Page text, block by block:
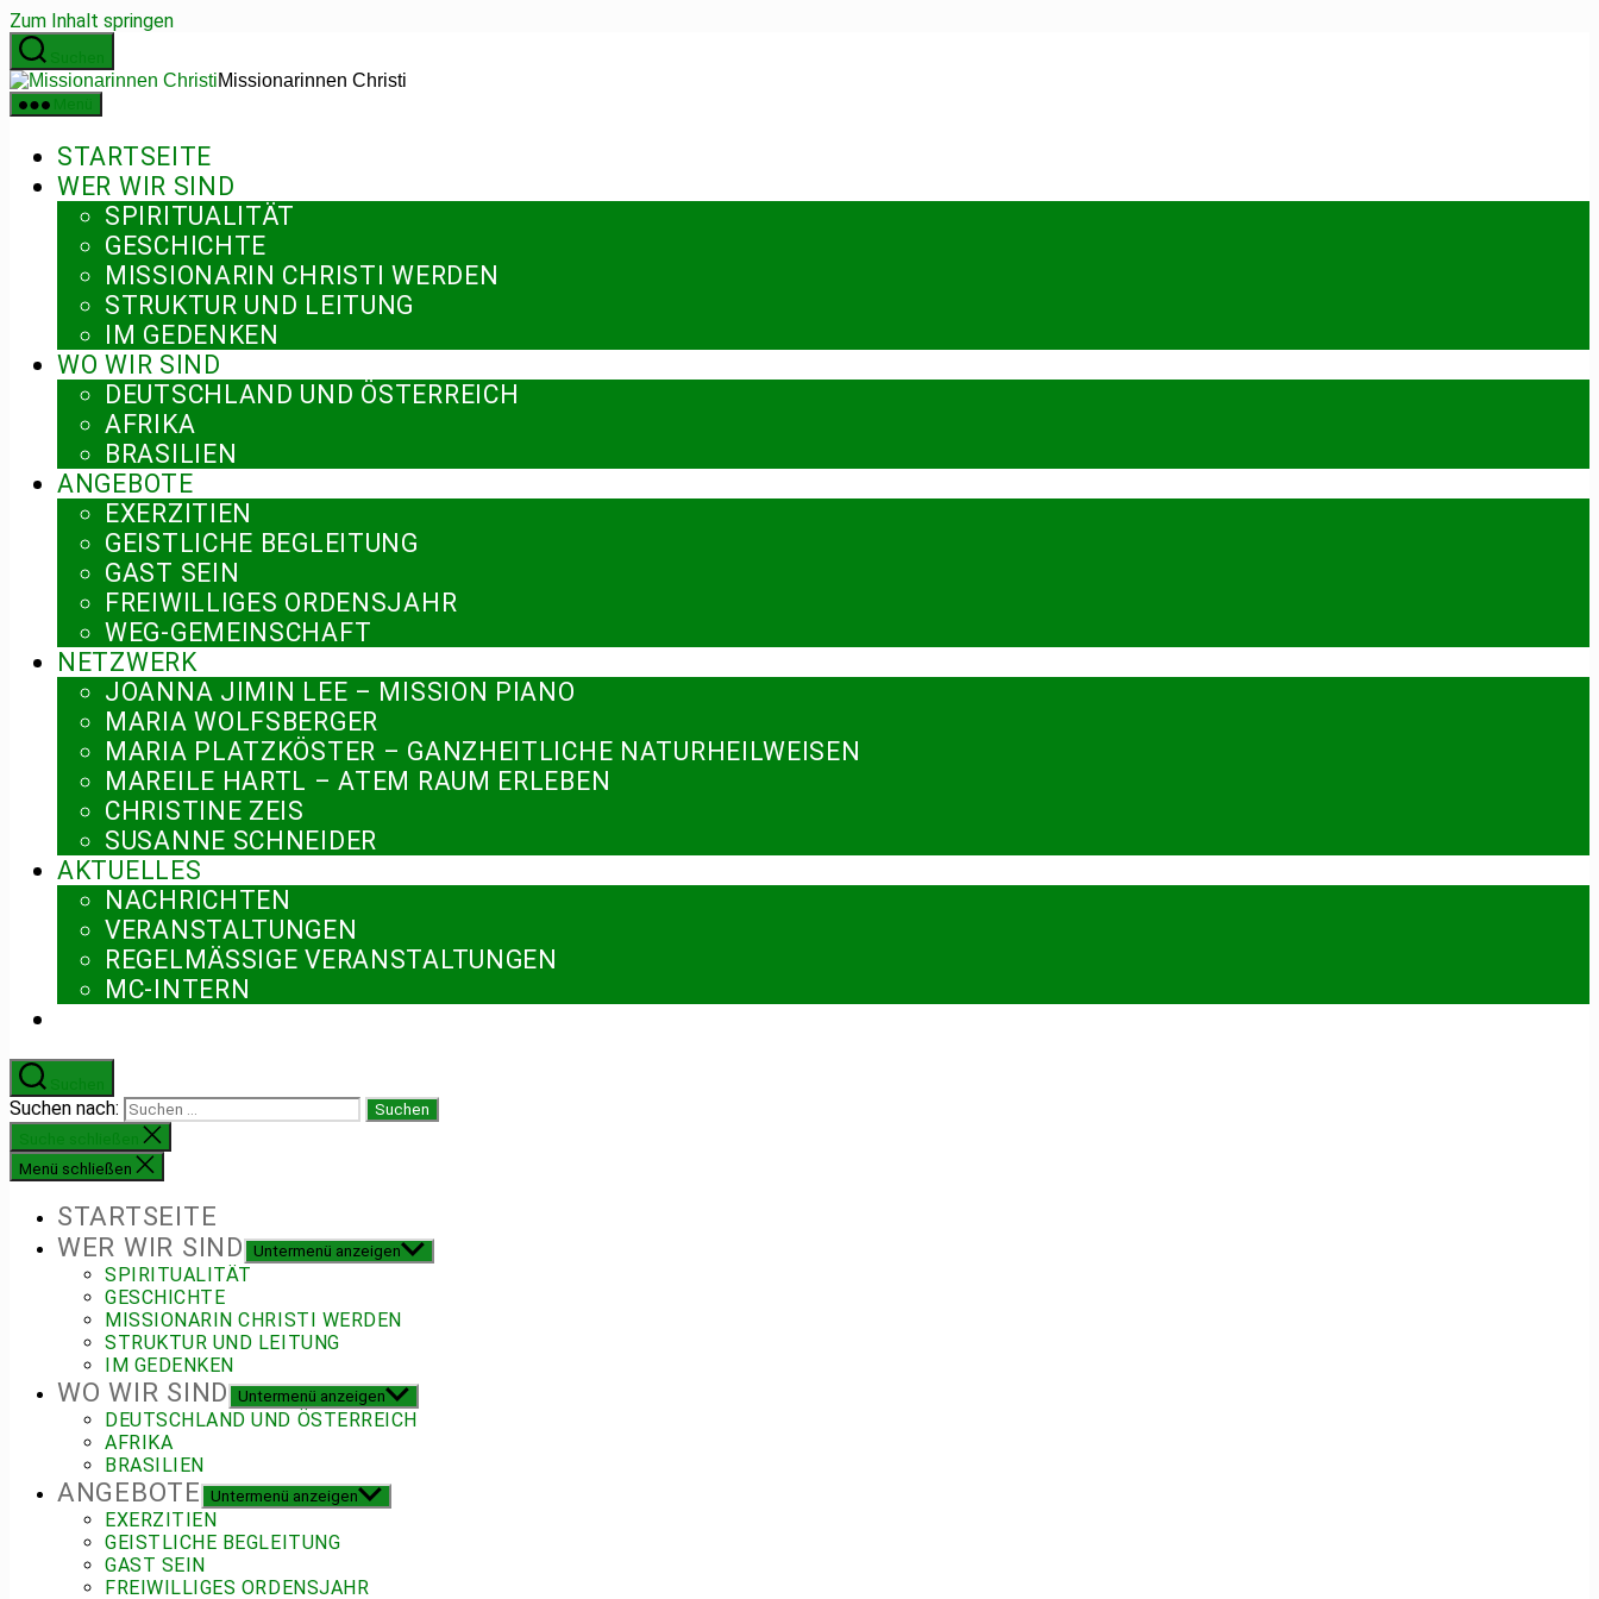
Zum Inhalt springen
Missionarinnen Christi
STARTSEITE
WER WIR SIND
SPIRITUALITÄT
GESCHICHTE
MISSIONARIN CHRISTI WERDEN
STRUKTUR UND LEITUNG
IM GEDENKEN
WO WIR SIND
DEUTSCHLAND UND ÖSTERREICH
AFRIKA
BRASILIEN
ANGEBOTE
EXERZITIEN
GEISTLICHE BEGLEITUNG
GAST SEIN
FREIWILLIGES ORDENSJAHR
WEG-GEMEINSCHAFT
NETZWERK
JOANNA JIMIN LEE – MISSION PIANO
MARIA WOLFSBERGER
MARIA PLATZKÖSTER – GANZHEITLICHE NATURHEILWEISEN
MAREILE HARTL – ATEM RAUM ERLEBEN
CHRISTINE ZEIS
SUSANNE SCHNEIDER
AKTUELLES
NACHRICHTEN
VERANSTALTUNGEN
REGELMÄSSIGE VERANSTALTUNGEN
MC-INTERN
Suchen nach:
Menü schließen
STARTSEITE
WER WIR SIND
Untermenü anzeigen
SPIRITUALITÄT
GESCHICHTE
MISSIONARIN CHRISTI WERDEN
STRUKTUR UND LEITUNG
IM GEDENKEN
WO WIR SIND Untermenü anzeigen
DEUTSCHLAND UND ÖSTERREICH
AFRIKA
BRASILIEN
ANGEBOTE Untermenü anzeigen
EXERZITIEN
GEISTLICHE BEGLEITUNG
GAST SEIN
FREIWILLIGES ORDENSJAHR